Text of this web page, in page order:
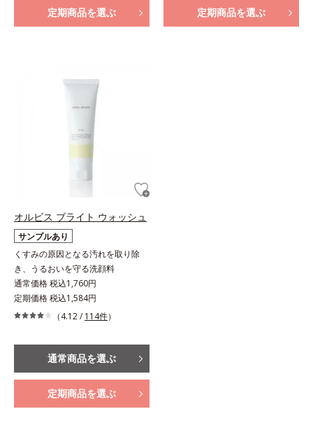
定期商品を選ぶ 定期商品を選ぶ
オルビス ブライト ウォッシュ
サンプルあり
くすみの原因となる汚れを取り除
き、うるおいを守る洗顔料
通常価格 税込1,760円
定期価格 税込1,584円
（4.12 / 114件）
通常商品を選ぶ
定期商品を選ぶ